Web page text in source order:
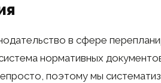
в сфере
нормативных
поэтому мы